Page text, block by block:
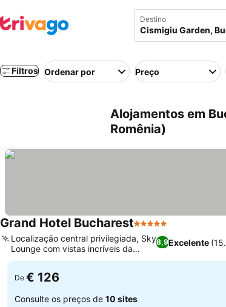
Destino
Filtros Ordenar por Preço
Alojamentos em
Romênia)
Grand Hotel Bucharest5 Estrelas
8,9Excelente
Localização central privilegiada, Sky
Lounge com vistas incríveis da
cidade
De € 126
Consulte os preços de 10 sites